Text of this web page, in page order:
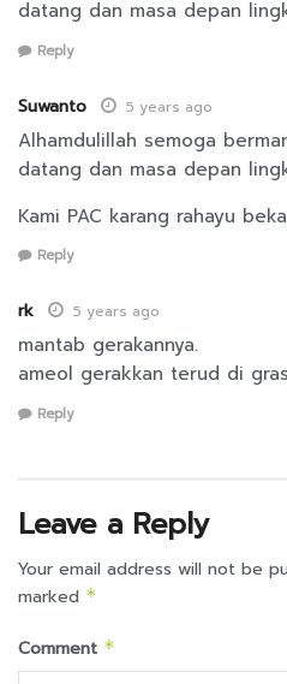
datang dan masa depan
Reply
Suwanto 5 years ago
Alhamdulillah semoga
datang dan masa depan
Kami PAC karang rahayu
Reply
rk 5 years ago
mantab gerakannya.
ameol gerakkan terud di
Reply
Leave a Reply
Your email address will not be
marked *
Comment *